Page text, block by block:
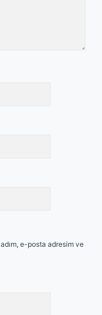
e-posta adresim ve